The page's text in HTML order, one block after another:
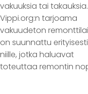
vakuuksia tai takauksia.
Vippi.org:n tarjoama
vakuudeton
on suunnattu erityisesti
niille, jotka haluavat
toteuttaa remontin